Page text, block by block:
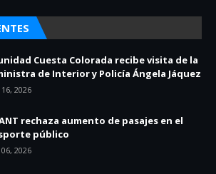
Cuesta Colorada recibe visita de la
de Interior y Policía Ángela Jáquez
16, 2026
rechaza aumento de pasajes en el
público
06, 2026